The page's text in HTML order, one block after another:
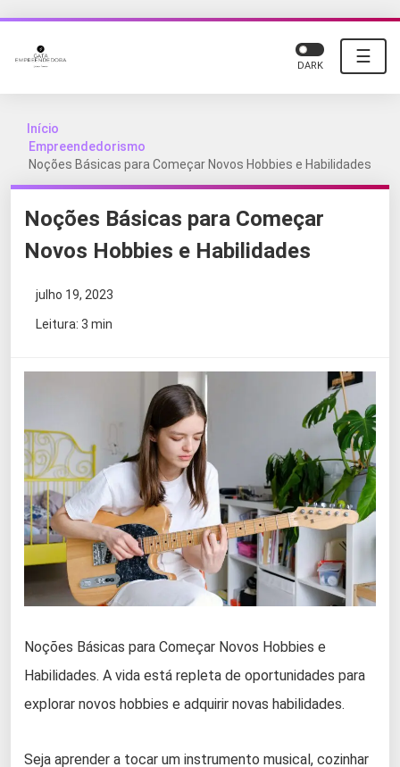
☰
DARK
Início
Empreendedorismo
Noções Básicas para Começar Novos Hobbies e Habilidades
Noções Básicas para Começar
Novos Hobbies e Habilidades
julho 19, 2023
Leitura: 3 min
Noções Básicas para Começar Novos Hobbies e
Habilidades. A vida está repleta de oportunidades para
explorar novos hobbies e adquirir novas habilidades.
Seja aprender a tocar um instrumento musical, cozinhar